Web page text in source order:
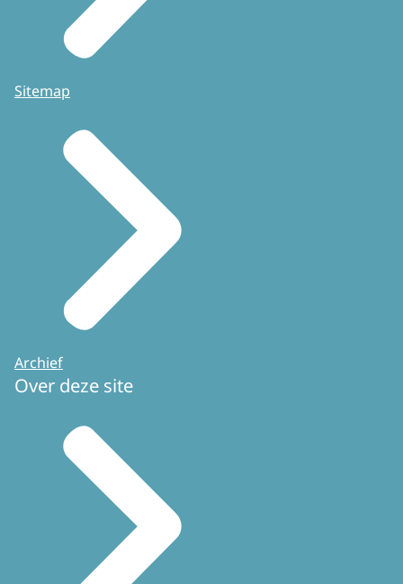
Sitemap
Archief
Over deze site